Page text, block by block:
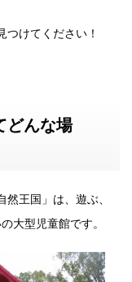
けてください！
どんな場
王国」は、遊ぶ、
大型児童館です。